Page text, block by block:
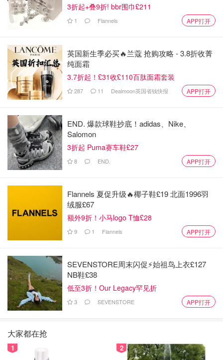
3折起+叠9折! bbr围巾£211
1 Flannels APP打开
英国新生季必买🔥兰蔻 抢购攻略 - 3.8折收菁
纯面霜
3.7折起！£31收£110百肽面霜套装
287 11 Dealmoon英国省钱快报 APP打开
END. 爆款球鞋抄底！adidas、Nike、
Salomon
3折起 Puma赛车鞋£27
8 END. APP打开
Flannels 夏促升级🔥椰子鞋£19 北面1996羽
绒服£67
额外9折！小马logo T恤£28
9 1 Flannels APP打开
SEVENSTORE周末闪促⚡️始祖鸟上衣£127
NB鞋£38
低至3折！Our Legacy罕见折
3 SEVENSTORE APP打开
大家都在抢
1 2